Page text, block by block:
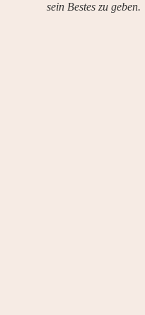
sein Bestes zu geben.